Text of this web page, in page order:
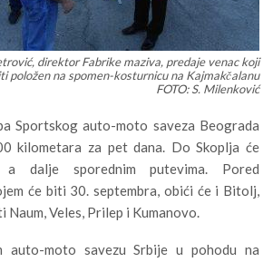
direktor Fabrike maziva, predaje venac koji
položen na spomen-kosturnicu na Kajmakčalanu
FOTO: S. Milenković
Sportskog auto-moto saveza Beograda
kilometara za pet dana. Do Skoplja će
dalje sporednim putevima. Pored
će biti 30. septembra, obići će i Bitolj,
Naum, Veles, Prilep i Kumanovo.
auto-moto savezu Srbije u pohodu na